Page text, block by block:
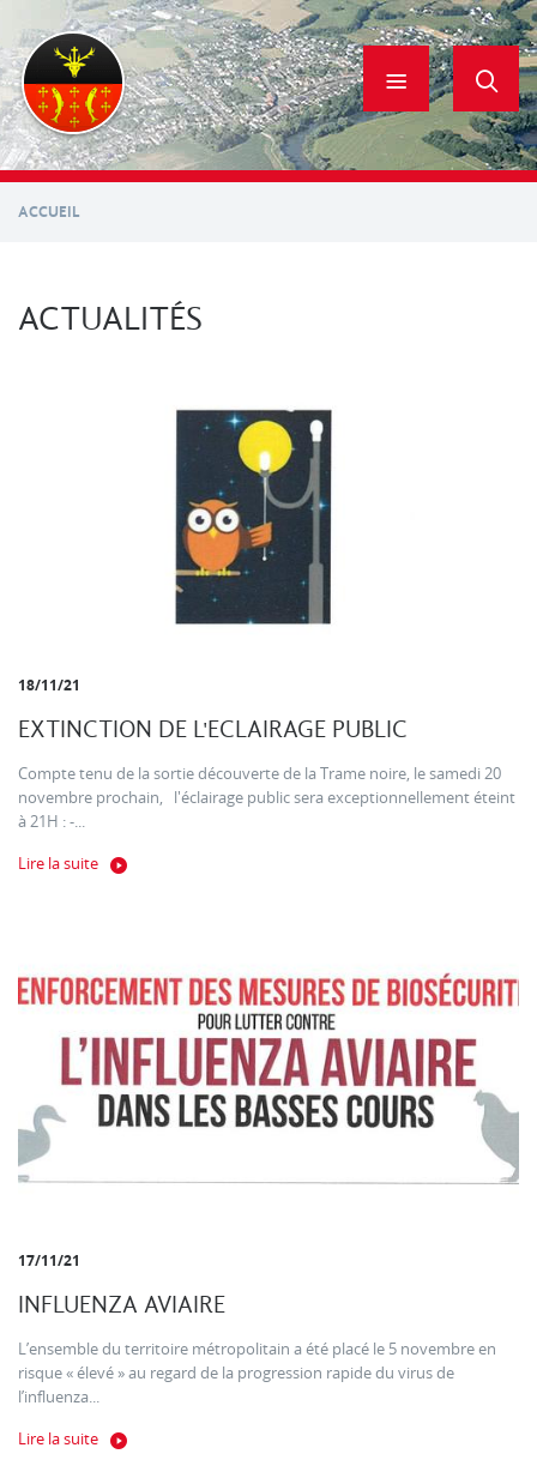
contenu
principal
ACCUEIL
ACTUALITÉS
18/11/21
EXTINCTION DE L'ECLAIRAGE PUBLIC
Compte tenu de la sortie découverte de la Trame noire, le samedi 20
novembre prochain, l'éclairage public sera exceptionnellement éteint
à 21H : -...
Lire la suite
17/11/21
INFLUENZA AVIAIRE
L’ensemble du territoire métropolitain a été placé le 5 novembre en
risque « élevé » au regard de la progression rapide du virus de
l’influenza...
Lire la suite